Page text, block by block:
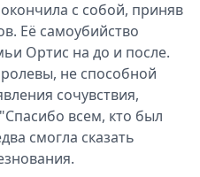
с собой, приняв
Её самоубийство
Ортис на до и после.
не способной
сочувствия,
всем, кто был
смогла сказать